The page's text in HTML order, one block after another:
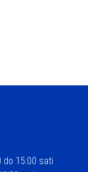
do 15:00 sati